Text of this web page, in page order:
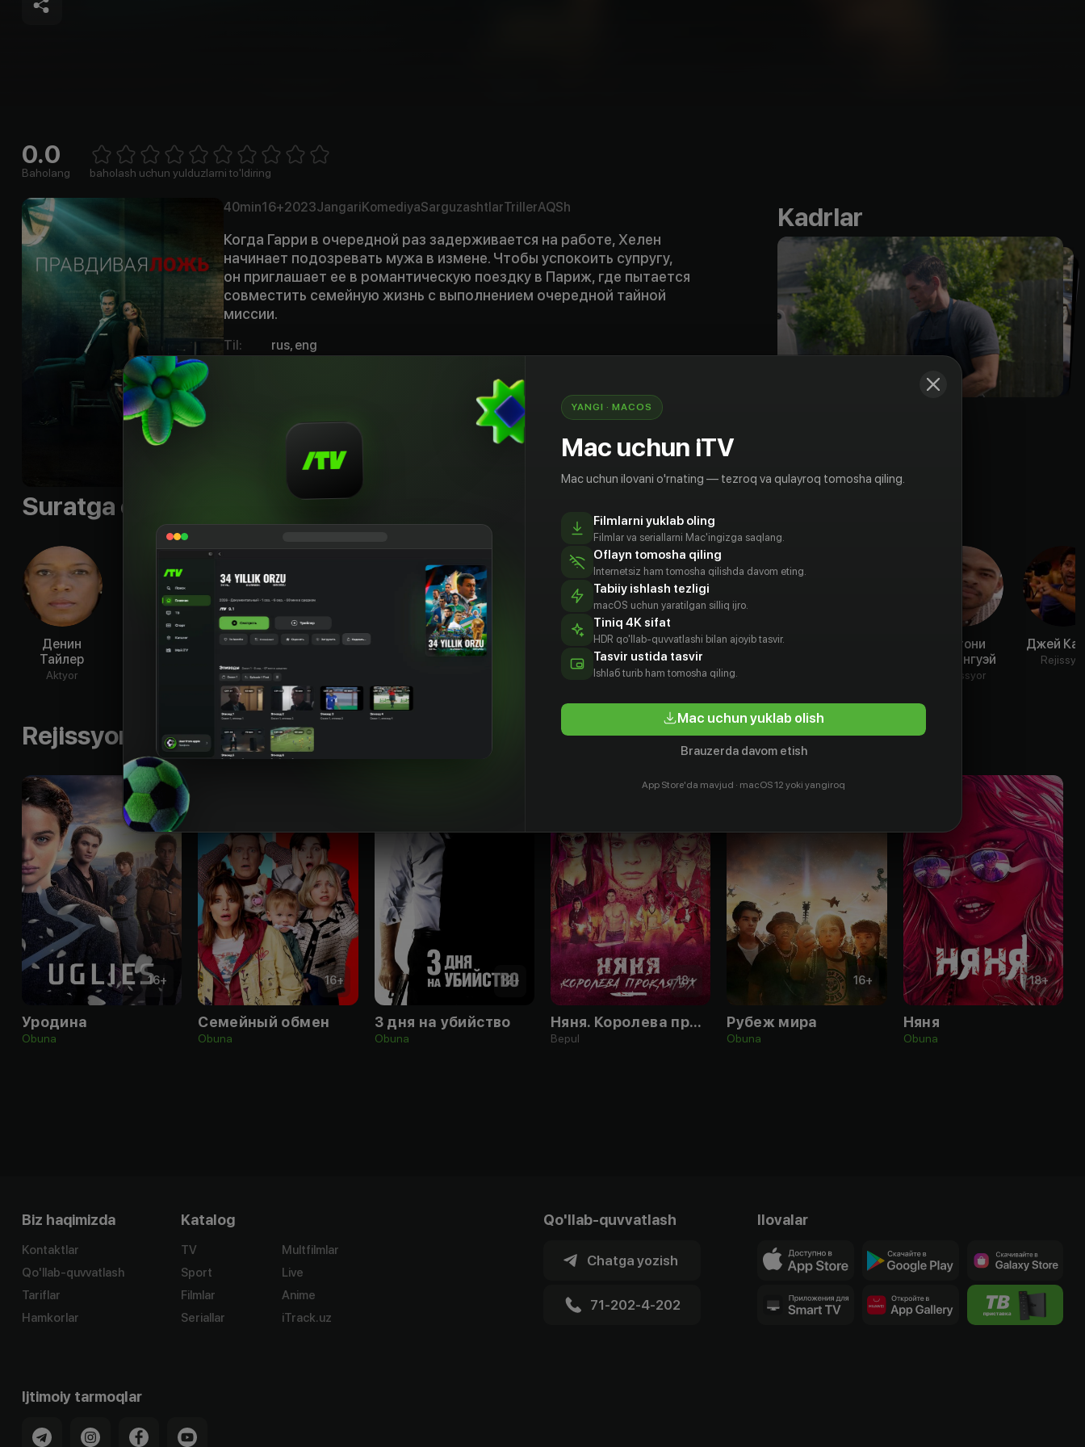
0.0
Baholang 1 Star2 Stars3 Stars4 Stars5 Stars6 Stars7 Stars8 Stars
baholash uchun yulduzlarni to'ldiring
40min16+2023JangariKomediyaSarguzashtlarTrillerAQSh
Когда Гарри в очередной раз задерживается на работе, Хелен
начинает подозревать мужа в измене. Чтобы успокоить супругу,
он приглашает ее в романтическую поездку в Париж, где пытается
совместить семейную жизнь с выполнением очередной тайной
миссии.
Til:
rus, eng
Kadrlar
Suratga olish guruhi
Денин
Тайлер
Aktyor
Стив Хоуи
Омар Бенсон
Aktyor
Овайн Йомэн
Джинджер
Гонзага
Матула
Джексон
Херст
Aktyor
Аннабелла
Энтони
Хемингуэй
Rejissyor
Джей
Rejissyor
Rejissyorning boshqa ishlari
16+
Уродина
Obuna
16+
Семейный обмен
Obuna
12+
3 дня на убийство
Obuna
18+
Няня. Королева проклятых
Bepul
16+
Рубеж мира
Obuna
18+
Няня
Obuna
Biz haqimizda
Kontaktlar
Qo'llab-quvvatlash
Tariflar
Hamkorlar
Katalog
TV
Sport
Filmlar
Seriallar
Multfilmlar
Live
Anime
iTrack.uz
Qo'llab-quvvatlash
Chatga yozish
71-202-4-202
Ilovalar
Ijtimoiy tarmoqlar
YANGI · MACOS
Mac uchun iTV
Mac uchun ilovani o'rnating — tezroq va qulayroq tomosha qiling.
Filmlarni yuklab oling
Filmlar va seriallarni Mac'ingizga saqlang.
Oflayn tomosha qiling
Internetsiz ham tomosha qilishda davom eting.
Tabiiy ishlash tezligi
macOS uchun yaratilgan silliq ijro.
Tiniq 4K sifat
HDR qo'llab-quvvatlashi bilan ajoyib tasvir.
Tasvir ustida tasvir
Ishlаб turib ham tomosha qiling.
Mac uchun yuklab olish
Brauzerda davom etish
App Store'da mavjud · macOS 12 yoki yangiroq